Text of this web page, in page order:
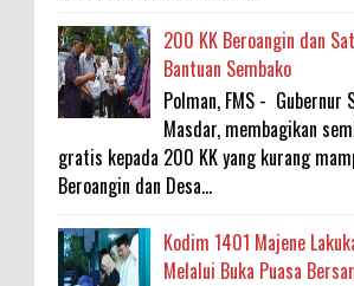
200 KK Beroangin dan
Bantuan Sembako
Polman, FMS - Gubernur
Masdar, membagikan
gratis kepada 200 KK yang kurang
Beroangin dan Desa...
Kodim 1401 Majene
Melalui Buka Puasa